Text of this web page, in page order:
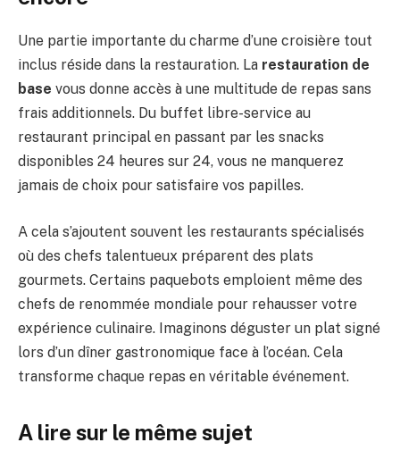
Une partie importante du charme d’une croisière tout
inclus réside dans la restauration. La restauration de
base vous donne accès à une multitude de repas sans
frais additionnels. Du buffet libre-service au
restaurant principal en passant par les snacks
disponibles 24 heures sur 24, vous ne manquerez
jamais de choix pour satisfaire vos papilles.
A cela s’ajoutent souvent les restaurants spécialisés
où des chefs talentueux préparent des plats
gourmets. Certains paquebots emploient même des
chefs de renommée mondiale pour rehausser votre
expérience culinaire. Imaginons déguster un plat signé
lors d’un dîner gastronomique face à l’océan. Cela
transforme chaque repas en véritable événement.
A lire sur le même sujet